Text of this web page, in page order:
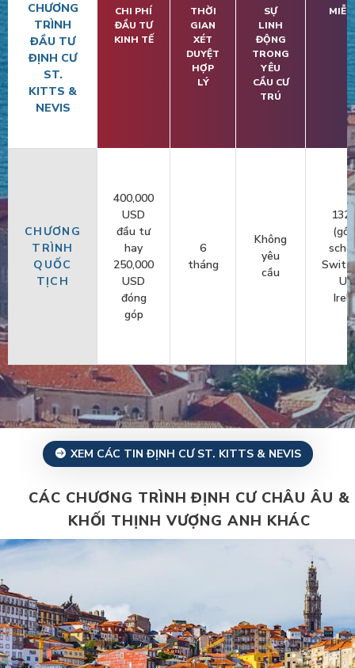
CHƯƠNG
TRÌNH
ĐẦU TƯ
ĐỊNH CƯ
ST.
KITTS &
NEVIS
CHI PHÍ
ĐẦU TƯ
KINH TẾ
THỜI
GIAN
XÉT
DUYỆT
HỢP
LÝ
SỰ
LINH
ĐỘNG
TRONG
YÊU
CẦU CƯ
TRÚ
CHƯƠNG
TRÌNH
QUỐC
TỊCH
400,000
USD
đầu tư
hay
250,000
USD
đóng
góp
6
tháng
Không
yêu
cầu
132
XEM CÁC TIN ĐỊNH CƯ ST. KITTS & NEVIS
CÁC CHƯƠNG TRÌNH ĐỊNH CƯ CHÂU ÂU &
KHỐI THỊNH VƯỢNG ANH KHÁC